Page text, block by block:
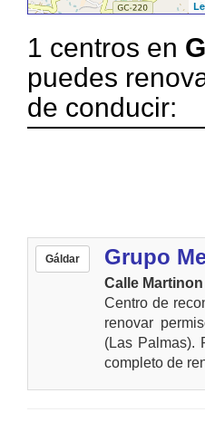
1 centros en
puedes
de conducir:
Gáldar Grupo
Calle
Centro de
renovar
(Las Palmas).
completo de